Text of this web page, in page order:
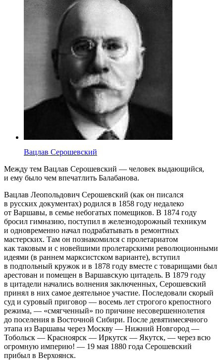
Вацлав Серошевский
Между тем Вацлав Серошевский — человек выдающийся,
и ему было чем впечатлить Балабанова.
Вацлав Леопольдович Серошевский (как он писался
в русских документах) родился в 1858 году недалеко
от Варшавы, в семье небогатых помещиков. В 1874 году
бросил гимназию, поступил в железнодорожный техникум
и одновременно начал подрабатывать в ремонтных
мастерских. Там он познакомился с пролетариатом
как таковым и с новейшими пролетарскими революционными
идеями (в раннем марксистском варианте), вступил
в подпольный кружок и в 1878 году вместе с товарищами был
арестован и помещен в Варшавскую цитадель. В 1879 году
в цитадели начались волнения заключенных, Серошевский
принял в них самое деятельное участие. Последовали скорый
суд и суровый приговор — восемь лет строгого крепостного
режима, — «смягченный» по причине несовершеннолетия
до поселения в Восточной Сибири. После девятимесячного
этапа из Варшавы через Москву — Нижний Новгород —
Тобольск — Красноярск — Иркутск — Якутск, — через всю
огромную империю! — 19 мая 1880 года Серошевский
прибыл в Верхоянск.